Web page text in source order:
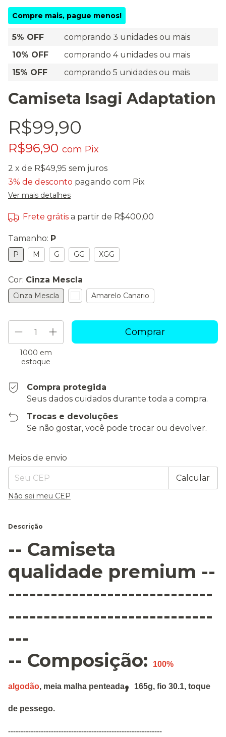
Compre mais, pague menos!
5% OFF
comprando 3 unidades ou mais
10% OFF
comprando 4 unidades ou mais
15% OFF
comprando 5 unidades ou mais
Camiseta Isagi Adaptation
R$99,90
R$96,90 com Pix
2 x de R$49,95 sem juros
3% de desconto pagando com Pix
Ver mais detalhes
Frete grátis a partir de R$400,00
Tamanho: P
P M G GG XGG
Cor: Cinza Mescla
Cinza Mescla Amarelo Canario
1000 em
estoque
Compra protegida
Seus dados cuidados durante toda a compra.
Trocas e devoluções
Se não gostar, você pode trocar ou devolver.
Entregas para o CEP:
Meios de envio
Calcular
Não sei meu CEP
Descrição
-- Camiseta
qualidade premium --
-----------------------------
-----------------------------
---
-- Composição:
100%
algodão, meia malha penteada, 165g, fio 30.1, toque
de pessego.
-------------------------------------------------------------